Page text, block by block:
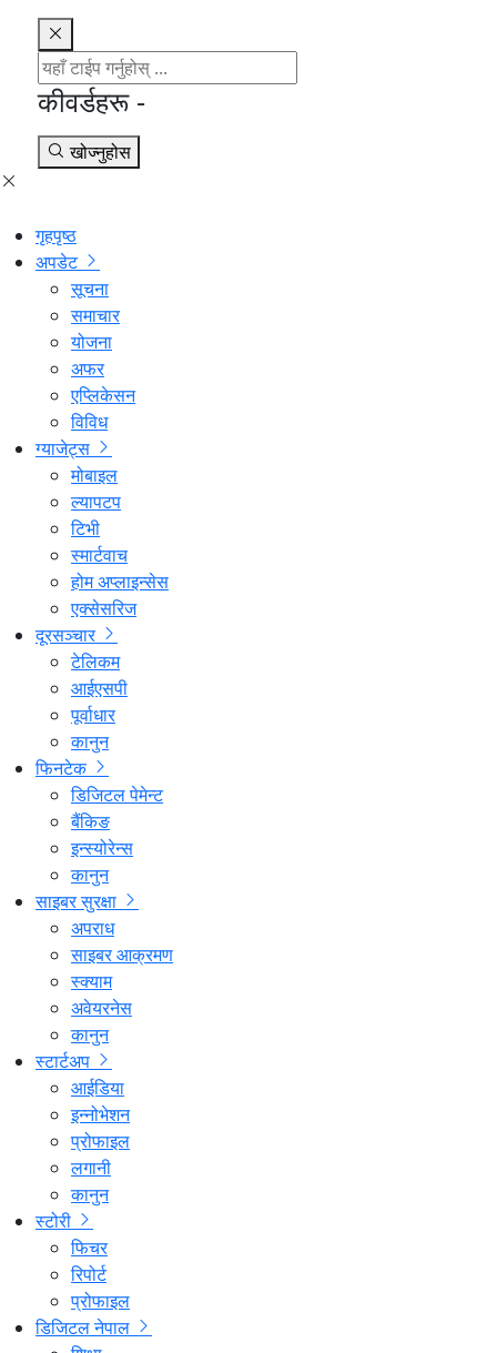
कीवर्डहरू -
खोज्नुहोस
गृहपृष्ठ
अपडेट
सूचना
समाचार
योजना
अफर
एप्लिकेसन
विविध
ग्याजेट्स
मोबाइल
ल्यापटप
टिभी
स्मार्टवाच
होम अप्लाइन्सेस
एक्सेसरिज
दूरसञ्चार
टेलिकम
आईएसपी
पूर्वाधार
कानुन
फिनटेक
डिजिटल पेमेन्ट
बैंकिङ
इन्स्योरेन्स
कानुन
साइबर सुरक्षा
अपराध
साइबर आक्रमण
स्क्याम
अवेयरनेस
कानुन
स्टार्टअप
आईडिया
इन्नोभेशन
प्रोफाइल
लगानी
कानुन
स्टोरी
फिचर
रिपोर्ट
प्रोफाइल
डिजिटल नेपाल